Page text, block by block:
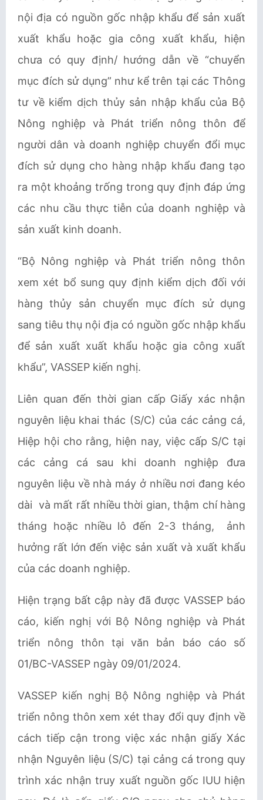
nội địa có nguồn gốc nhập khẩu để sản xuất
xuất khẩu hoặc gia công xuất khẩu, hiện
chưa có quy định/ hướng dẫn về “chuyển
mục đích sử dụng” như kể trên tại các Thông
tư về kiểm dịch thủy sản nhập khẩu của Bộ
Nông nghiệp và Phát triển nông thôn để
người dân và doanh nghiệp chuyển đổi mục
đích sử dụng cho hàng nhập khẩu đang tạo
ra một khoảng trống trong quy định đáp ứng
các nhu cầu thực tiễn của doanh nghiệp và
sản xuất kinh doanh.
“Bộ Nông nghiệp và Phát triển nông thôn
xem xét bổ sung quy định kiểm dịch đối với
hàng thủy sản chuyển mục đích sử dụng
sang tiêu thụ nội địa có nguồn gốc nhập khẩu
để sản xuất xuất khẩu hoặc gia công xuất
khẩu”, VASSEP kiến nghị.
Liên quan đến thời gian cấp Giấy xác nhận
nguyên liệu khai thác (S/C) của các cảng cá,
Hiệp hội cho rằng, hiện nay, việc cấp S/C tại
các cảng cá sau khi doanh nghiệp đưa
nguyên liệu về nhà máy ở nhiều nơi đang kéo
dài và mất rất nhiều thời gian, thậm chí hàng
tháng hoặc nhiều lô đến 2-3 tháng, ảnh
hưởng rất lớn đến việc sản xuất và xuất khẩu
của các doanh nghiệp.
Hiện trạng bất cập này đã được VASSEPbáo
cáo, kiến nghị với Bộ Nông nghiệp và Phát
triển nông thôn tại văn bản báo cáo số
01/BC-VASSEP ngày 09/01/2024.
VASSEP kiến nghị Bộ Nông nghiệp và Phát
triển nông thôn xem xét thay đổi quy định về
cách tiếp cận trong việc xác nhận giấy Xác
nhận Nguyên liệu (S/C) tại cảng cá trong quy
trình xác nhận truy xuất nguồn gốc IUU hiện